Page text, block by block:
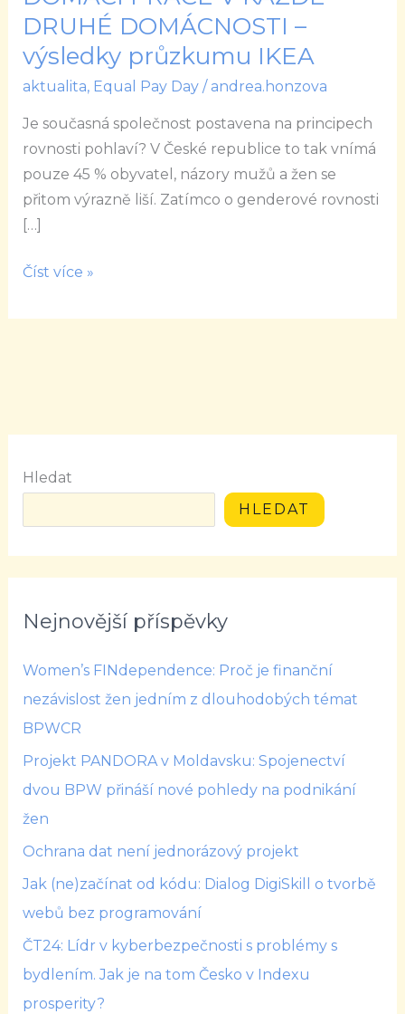
DRUHÉ DOMÁCNOSTI –
výsledky průzkumu IKEA
aktualita, Equal Pay Day/ andrea.honzova
Je současná společnost postavena na principech
rovnosti pohlaví? V České republice to tak vnímá
pouze 45 % obyvatel, názory mužů a žen se
přitom výrazně liší. Zatímco o genderové rovnosti
[…]
NA
STAROSTI
DOMÁCÍ
PRÁCE
V
DRUHÉ
DOMÁCNOSTI
–
průzkumu
Číst více »
Hledat
HLEDAT
Nejnovější příspěvky
Women’s FINdependence: Proč je finanční
nezávislost žen jedním z dlouhodobých témat
BPWCR
Projekt PANDORA v Moldavsku: Spojenectví
dvou BPW přináší nové pohledy na podnikání
žen
Ochrana dat není jednorázový projekt
Jak (ne)začínat od kódu: Dialog DigiSkill o tvorbě
webů bez programování
ČT24: Lídr v kyberbezpečnosti s problémy s
bydlením. Jak je na tom Česko v Indexu
prosperity?